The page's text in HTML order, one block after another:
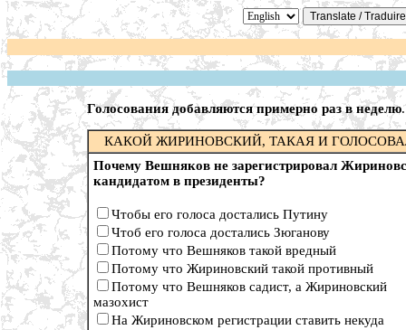
Голосования добавляются примерно раз в неделю.
КАКОЙ ЖИРИНОВСКИЙ, ТАКАЯ И
Почему Вешняков не зарегистрировал
кандидатом в президенты?
Чтобы его голоса достались Путину
Чтоб его голоса достались Зюганову
Потому что Вешняков такой вредный
Потому что Жириновский такой противный
Потому что Вешняков садист, а Жириновский
мазохист
На Жириновском регистрации ставить некуда